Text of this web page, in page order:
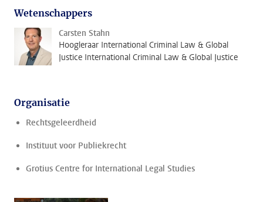
Wetenschappers
Carsten Stahn
Hoogleraar International Criminal Law & Global
Justice International Criminal Law & Global Justice
Organisatie
Rechtsgeleerdheid
Instituut voor Publiekrecht
Grotius Centre for International Legal Studies